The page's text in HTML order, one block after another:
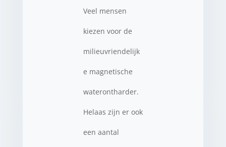
Veel mensen
kiezen voor de
milieuvriendelijk
e magnetische
waterontharder.
Helaas zijn er ook
een aantal